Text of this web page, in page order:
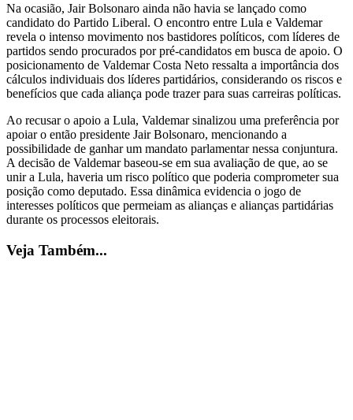
Na ocasião, Jair Bolsonaro ainda não havia se lançado como
candidato do Partido Liberal. O encontro entre Lula e Valdemar
revela o intenso movimento nos bastidores políticos, com líderes de
partidos sendo procurados por pré-candidatos em busca de apoio. O
posicionamento de Valdemar Costa Neto ressalta a importância dos
cálculos individuais dos líderes partidários, considerando os riscos e
benefícios que cada aliança pode trazer para suas carreiras políticas.
Ao recusar o apoio a Lula, Valdemar sinalizou uma preferência por
apoiar o então presidente Jair Bolsonaro, mencionando a
possibilidade de ganhar um mandato parlamentar nessa conjuntura.
A decisão de Valdemar baseou-se em sua avaliação de que, ao se
unir a Lula, haveria um risco político que poderia comprometer sua
posição como deputado. Essa dinâmica evidencia o jogo de
interesses políticos que permeiam as alianças e alianças partidárias
durante os processos eleitorais.
Veja Também...